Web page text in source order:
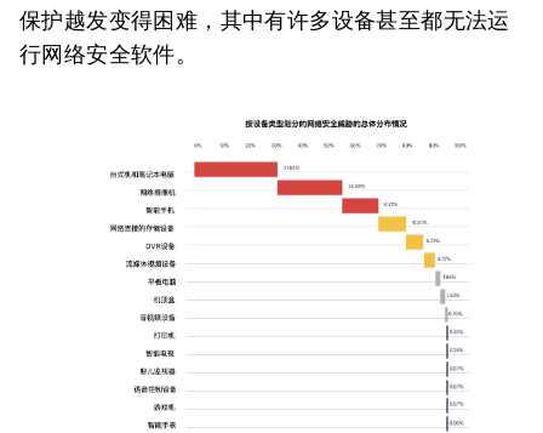
保护越发变得困难，其中有许多设备甚至都无法运
行网络安全软件。